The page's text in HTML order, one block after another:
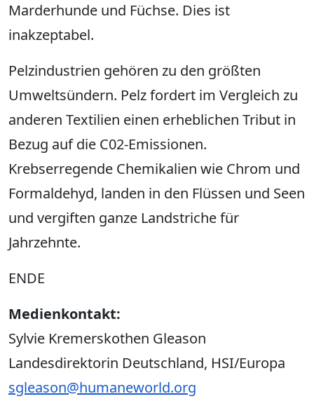
Marderhunde und Füchse. Dies ist
inakzeptabel.
Pelzindustrien gehören zu den größten
Umweltsündern. Pelz fordert im Vergleich zu
anderen Textilien einen erheblichen Tribut in
Bezug auf die C02-Emissionen.
Krebserregende Chemikalien wie Chrom und
Formaldehyd, landen in den Flüssen und Seen
und vergiften ganze Landstriche für
Jahrzehnte.
ENDE
Medienkontakt:
Sylvie Kremerskothen Gleason
Landesdirektorin Deutschland, HSI/Europa
sgleason@humaneworld.org